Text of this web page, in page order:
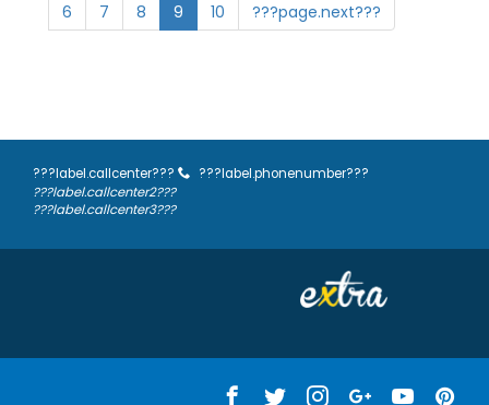
6
7 8 9 10 ???page.next???
???label.callcenter???
???label.phonenumber???
???label.callcenter2???
???label.callcenter3???